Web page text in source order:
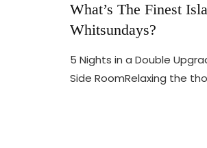
What’s The Finest
Whitsundays?
5 Nights in a Double
Side RoomRelaxing the